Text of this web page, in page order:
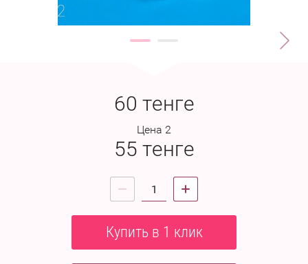
60 тенге
Цена 2
55 тенге
Купить в 1 клик